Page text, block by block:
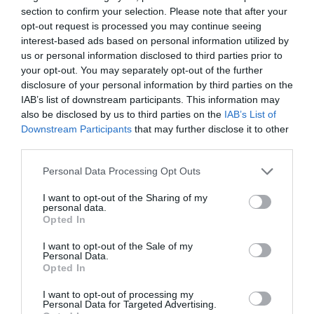
section to confirm your selection. Please note that after your
opt-out request is processed you may continue seeing
interest-based ads based on personal information utilized by
us or personal information disclosed to third parties prior to
your opt-out. You may separately opt-out of the further
disclosure of your personal information by third parties on the
IAB’s list of downstream participants. This information may
also be disclosed by us to third parties on the IAB’s List of
Downstream Participants that may further disclose it to other
Personal Data Processing Opt Outs
I want to opt-out of the Sharing of my
personal data.
Opted In
I want to opt-out of the Sale of my
Personal Data.
Opted In
I want to opt-out of processing my
Personal Data for Targeted Advertising.
μεγαλούπολη, σε όλους όσοι επιθυμούν να εξελιχθούν και να
κερδίσουν χρήματα από τις γνώσεις ή/και την εμπειρία τους.
Δε γράφουμε εμείς τα κείμενα σου. Έχουμε όμως τον
κατάλληλο άνθρωπο που θα το κάνει για εσένα, ανάμεσα στα
πολλά και δημιουργικά μας μέλη. Η εξειδίκευση τους δεν είναι
απλά αναγκαία, αλλά επιτακτική. Γι’ αυτό δε θα επιτρέψουμε
ποτέ σε κάποιον ν’ αναλάβει ένα έργο που δεν αντιστοιχεί
χρειάζεσαι: υψηλής ποιότητας κειμενογραφικό περιεχόμενο και
100% αυθεντικό.